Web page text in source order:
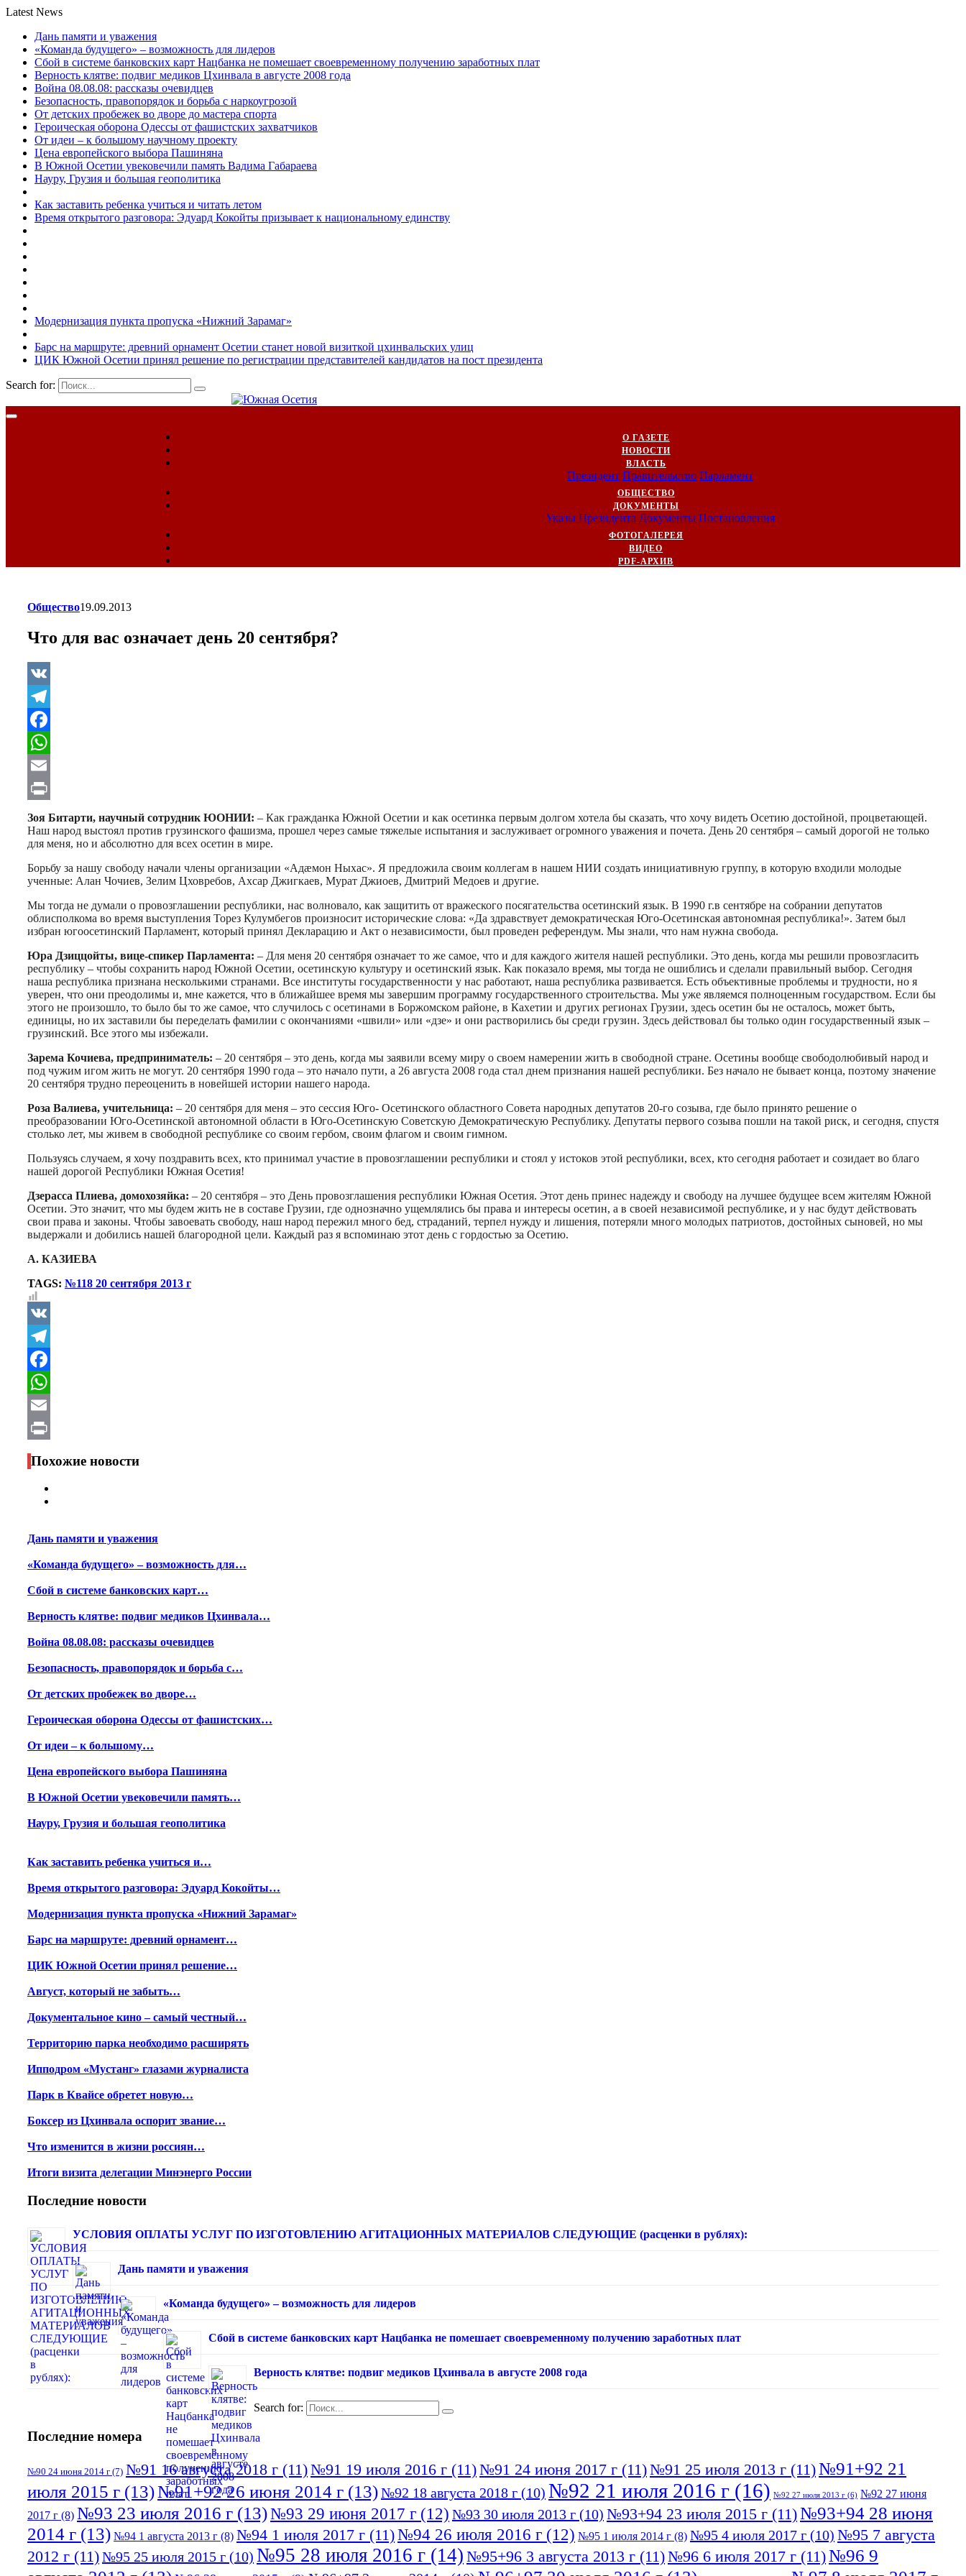
Latest News
Дань памяти и уважения
«Команда будущего» – возможность для лидеров
Сбой в системе банковских карт Нацбанка не помешает своевременному получению заработных плат
Верность клятве: подвиг медиков Цхинвала в августе 2008 года
Война 08.08.08: рассказы очевидцев
Безопасность, правопорядок и борьба с наркоугрозой
От детских пробежек во дворе до мастера спорта
Героическая оборона Одессы от фашистских захватчиков
От идеи – к большому научному проекту
Цена европейского выбора Пашиняна
В Южной Осетии увековечили память Вадима Габараева
Науру, Грузия и большая геополитика
Как заставить ребенка учиться и читать летом
Время открытого разговора: Эдуард Кокойты призывает к национальному единству
Модернизация пункта пропуска «Нижний Зарамаг»
Барс на маршруте: древний орнамент Осетии станет новой визиткой цхинвальских улиц
ЦИК Южной Осетии принял решение по регистрации представителей кандидатов на пост президента
Search for:
О ГАЗЕТЕ
НОВОСТИ
ВЛАСТЬ
Президент Правительство Парламент
ОБЩЕСТВО
ДОКУМЕНТЫ
Указы Президента Документы Постановления
ФОТОГАЛЕРЕЯ
ВИДЕО
PDF-АРХИВ
Общество19.09.2013
Что для вас означает день 20 сентября?
VK
Telegram
Facebook
WhatsApp
Email
Print
Зоя Битарти, научный сотрудник ЮОНИИ: – Как гражданка Южной Осетии и как осетинка первым долгом хотела бы сказать, что хочу видеть Осетию достойной, процветающей.
Наш народ выстоял против грузинского фашизма, прошел через самые тяжелые испытания и заслуживает огромного уважения и почета. День 20 сентября – самый дорогой не только
для меня, но и абсолютно для всех осетин в мире.
Борьбу за нашу свободу начали члены организации «Адæмон Ныхас». Я предложила своим коллегам в нашем НИИ создать инициативную группу, в которую входили молодые
ученные: Алан Чочиев, Зелим Цховребов, Ахсар Джигкаев, Мурат Джиоев, Дмитрий Медоев и другие.
Мы тогда не думали о провозглашении республики, нас волновало, как защитить от вражеского посягательства осетинский язык. В 1990 г.в сентябре на собрании депутатов
облисполкома во время выступления Торез Кулумбегов произносит исторические слова: «Да здравствует демократическая Юго-Осетинская автономная республика!». Затем был
избран югоосетинский Парламент, который принял Декларацию и Акт о независимости, был проведен референдум. Мы знали, что нам нужна свобода.
Юра Дзиццойты, вице-спикер Парламента: – Для меня 20 сентября означает то же самое, что и для каждого жителя нашей республики. Это день, когда мы решили провозгласить
республику – чтобы сохранить народ Южной Осетии, осетинскую культуру и осетинский язык. Как показало время, мы тогда не ошиблись и сделали правильный выбор. Сегодня
наша республика признана несколькими странами. Все институты государственности у нас работают, наша республика развивается. Есть объективные проблемы и трудности, но я
уверен, что они преодолимы и, мне кажется, что в ближайшее время мы завершим программу государственного строительства. Мы уже являемся полноценным государством. Если бы
этого не произошло, то было бы то же самое, что случилось с осетинами в Боржомском районе, в Кахетии и других регионах Грузии, здесь осетин бы не осталось, может быть,
единицы, но их заставили бы переделать фамилии с окончаниями «швили» или «дзе» и они растворились бы среди грузин. Здесь действовал бы только один государственный язык –
грузинский. Все этого мы избежали.
Зарема Кочиева, предприниматель: – 20 сентября – это день, когда мы заявили всему миру о своем намерении жить в свободной стране. Осетины вообще свободолюбивый народ и
под чужим игом жить не могут. 20 сентября 1990 года – это начало пути, а 26 августа 2008 года стал днем признания нашей республики. Без начало не бывает конца, поэтому значение
20 сентября трудно переоценить в новейшей истории нашего народа.
Роза Валиева, учительница: – 20 сентября для меня – это сессия Юго- Осетинского областного Совета народных депутатов 20-го созыва, где было принято решение о
преобразовании Юго-Осетинской автономной области в Юго-Осетинскую Советскую Демократическую Республику. Депутаты первого созыва пошли на такой риск, и сегодня, спустя
столько лет, мы живем в свободной республике со своим гербом, своим флагом и своим гимном.
Пользуясь случаем, я хочу поздравить всех, кто принимал участие в провозглашении республики и стоял у истоков этой республики, всех, кто сегодня работает и созидает во благо
нашей дорогой Республики Южная Осетия!
Дзерасса Плиева, домохозяйка: – 20 сентября – это День провозглашения республики Южная Осетия. Этот день принес надежду и свободу на лучшее будущее всем жителям Южной
Осетии. Это значит, что мы будем жить не в составе Грузии, где однозначно ущемлялись бы права и интересы осетин, а в своей независимой республике, и у нас будут действовать
свои права и законы. Чтобы завоевать свободу, наш народ пережил много бед, страданий, терпел нужду и лишения, потеряли много молодых патриотов, достойных сыновей, но мы
выдержали и добились нашей благородной цели. Каждый раз я вспоминаю этот день с гордостью за Осетию.
А. КАЗИЕВА
TAGS: №118 20 сентября 2013 г
VK
Telegram
Facebook
WhatsApp
Email
Print
Похожие новости
Дань памяти и уважения
«Команда будущего» – возможность для…
Сбой в системе банковских карт…
Верность клятве: подвиг медиков Цхинвала…
Война 08.08.08: рассказы очевидцев
Безопасность, правопорядок и борьба с…
От детских пробежек во дворе…
Героическая оборона Одессы от фашистских…
От идеи – к большому…
Цена европейского выбора Пашиняна
В Южной Осетии увековечили память…
Науру, Грузия и большая геополитика
Как заставить ребенка учиться и…
Время открытого разговора: Эдуард Кокойты…
Модернизация пункта пропуска «Нижний Зарамаг»
Барс на маршруте: древний орнамент…
ЦИК Южной Осетии принял решение…
Август, который не забыть…
Документальное кино – самый честный…
Территорию парка необходимо расширять
Ипподром «Мустанг» глазами журналиста
Парк в Квайсе обретет новую…
Боксер из Цхинвала оспорит звание…
Что изменится в жизни россиян…
Итоги визита делегации Минэнерго России
Последние новости
УСЛОВИЯ ОПЛАТЫ УСЛУГ ПО ИЗГОТОВЛЕНИЮ АГИТАЦИОННЫХ МАТЕРИАЛОВ СЛЕДУЮЩИЕ (расценки в рублях):
Дань памяти и уважения
«Команда будущего» – возможность для лидеров
Сбой в системе банковских карт Нацбанка не помешает своевременному получению заработных плат
Верность клятве: подвиг медиков Цхинвала в августе 2008 года
Search for:
Последние номера
№90 24 июня 2014 г (7) №91 16 августа 2018 г (11)№91 19 июля 2016 г (11)№91 24 июня 2017 г (11)№91 25 июля 2013 г (11)№91+92 21
июля 2015 г (13)№91+92 26 июня 2014 г (13)№92 18 августа 2018 г (10) №92 21 июля 2016 г (16) №92 27 июля 2013 г (6) №92 27 июня
2017 г (8) №93 23 июля 2016 г (13)№93 29 июня 2017 г (12) №93 30 июля 2013 г (10) №93+94 23 июля 2015 г (11)№93+94 28 июня
2014 г (13) №94 1 августа 2013 г (8) №94 1 июля 2017 г (11)№94 26 июля 2016 г (12) №95 1 июля 2014 г (8) №95 4 июля 2017 г (10) №95 7 августа
2012 г (11)№95 25 июля 2015 г (10) №95 28 июля 2016 г (14) №95+96 3 августа 2013 г (11)№96 6 июля 2017 г (11)№96 9